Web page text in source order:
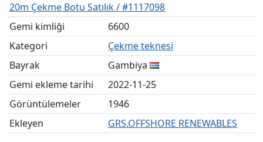
20m Çekme Botu Satılık / #1117098
Gemi kimliği
6600
Kategori
Çekme teknesi
Bayrak
Gambiya
Gemi ekleme tarihi
2022-11-25
Görüntülemeler
1946
Ekleyen
GRS.OFFSHORE RENEWABLES